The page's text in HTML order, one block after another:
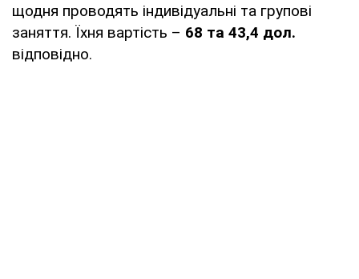
щодня проводять індивідуальні та групові
заняття. Їхня вартість – 68 та 43,4 дол.
відповідно.